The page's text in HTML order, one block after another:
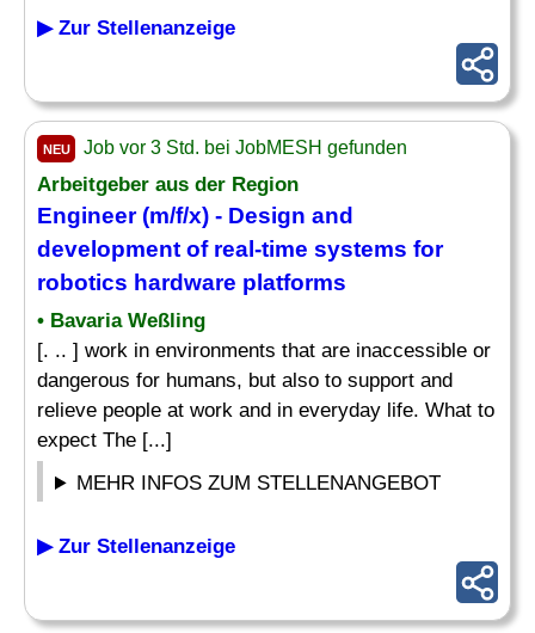
▶ Zur Stellenanzeige
NEU Job vor 3 Std. bei JobMESH gefunden
Arbeitgeber aus der Region
Engineer(m/f/x) - Design and
development of real-time systems for
robotics hardware platforms
• Bavaria Weßling
[. .. ] work in environments that are inaccessible or
dangerous for humans, but also to support and
relieve people at work and in everyday life. What to
expect The [...]
MEHR INFOS ZUM STELLENANGEBOT
▶ Zur Stellenanzeige